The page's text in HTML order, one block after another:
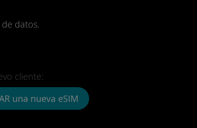
datos.
cliente:
una nueva eSIM